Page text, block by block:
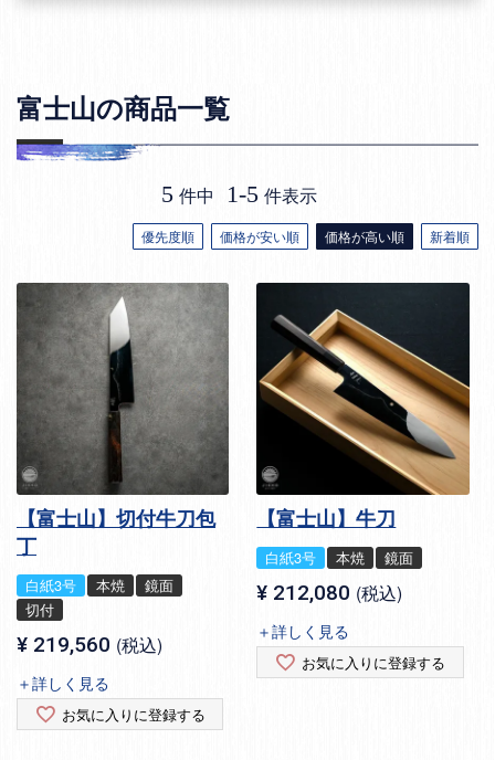
富士山の商品一覧
優先度順 価格が安い順 価格が高い順 新着順
5 件中 1-5 件表示
【富士山】切付牛刀包
丁
白紙3号 本焼
鏡面
切付
¥ 219,560 税込
＋詳しく見る
お気に入りに登録する
【富士山】牛刀
白紙3号 本焼 鏡面
¥ 212,080 税込
＋詳しく見る
お気に入りに登録する